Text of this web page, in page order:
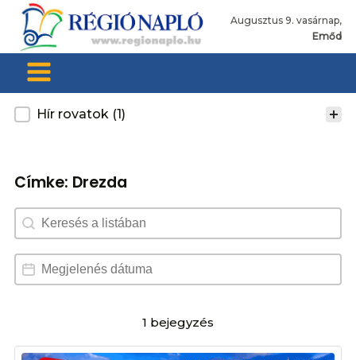
Augusztus 9. vasárnap,
Emőd
Kategoria
Hír rovatok (1)
Címke: Drezda
Search content
Dátum választó
Date
1 bejegyzés